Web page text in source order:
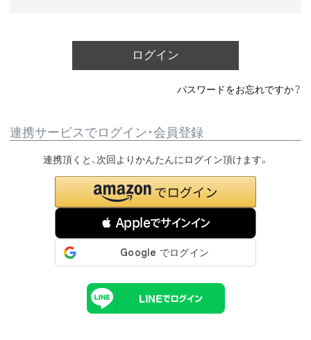
ログイン
パスワードをお忘れですか？
連携サービスでログイン・会員登録
 Appleでサインイン
連携頂くと、次回よりかんたんにログイン頂けます。